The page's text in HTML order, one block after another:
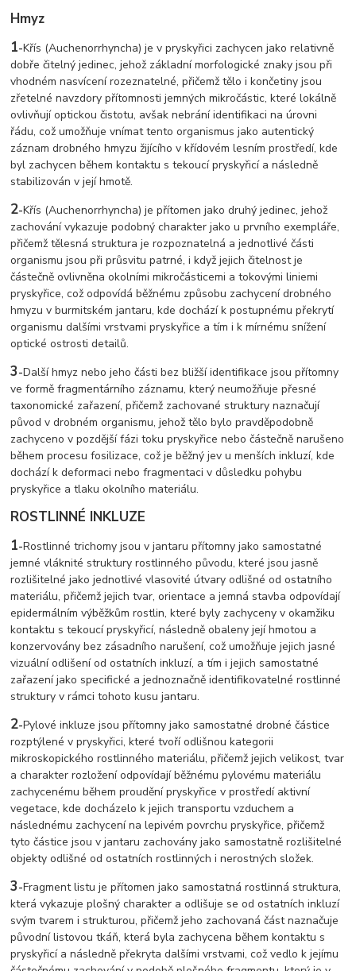
Hmyz
1-Křís (Auchenorrhyncha) je v pryskyřici zachycen jako relativně
dobře čitelný jedinec, jehož základní morfologické znaky jsou při
vhodném nasvícení rozeznatelné, přičemž tělo i končetiny jsou
zřetelné navzdory přítomnosti jemných mikročástic, které lokálně
ovlivňují optickou čistotu, avšak nebrání identifikaci na úrovni
řádu, což umožňuje vnímat tento organismus jako autentický
záznam drobného hmyzu žijícího v křídovém lesním prostředí, kde
byl zachycen během kontaktu s tekoucí pryskyřicí a následně
stabilizován v její hmotě.
2-Křís (Auchenorrhyncha) je přítomen jako druhý jedinec, jehož
zachování vykazuje podobný charakter jako u prvního exempláře,
přičemž tělesná struktura je rozpoznatelná a jednotlivé části
organismu jsou při průsvitu patrné, i když jejich čitelnost je
částečně ovlivněna okolními mikročásticemi a tokovými liniemi
pryskyřice, což odpovídá běžnému způsobu zachycení drobného
hmyzu v burmitském jantaru, kde dochází k postupnému překrytí
organismu dalšími vrstvami pryskyřice a tím i k mírnému snížení
optické ostrosti detailů.
3-Další hmyz nebo jeho části bez bližší identifikace jsou přítomny
ve formě fragmentárního záznamu, který neumožňuje přesné
taxonomické zařazení, přičemž zachované struktury naznačují
původ v drobném organismu, jehož tělo bylo pravděpodobně
zachyceno v pozdější fázi toku pryskyřice nebo částečně narušeno
během procesu fosilizace, což je běžný jev u menších inkluzí, kde
dochází k deformaci nebo fragmentaci v důsledku pohybu
pryskyřice a tlaku okolního materiálu.
ROSTLINNÉ INKLUZE
1-Rostlinné trichomy jsou v jantaru přítomny jako samostatné
jemné vláknité struktury rostlinného původu, které jsou jasně
rozlišitelné jako jednotlivé vlasovité útvary odlišné od ostatního
materiálu, přičemž jejich tvar, orientace a jemná stavba odpovídají
epidermálním výběžkům rostlin, které byly zachyceny v okamžiku
kontaktu s tekoucí pryskyřicí, následně obaleny její hmotou a
konzervovány bez zásadního narušení, což umožňuje jejich jasné
vizuální odlišení od ostatních inkluzí, a tím i jejich samostatné
zařazení jako specifické a jednoznačně identifikovatelné rostlinné
struktury v rámci tohoto kusu jantaru.
2-Pylové inkluze jsou přítomny jako samostatné drobné částice
rozptýlené v pryskyřici, které tvoří odlišnou kategorii
mikroskopického rostlinného materiálu, přičemž jejich velikost, tvar
a charakter rozložení odpovídají běžnému pylovému materiálu
zachycenému během proudění pryskyřice v prostředí aktivní
vegetace, kde docházelo k jejich transportu vzduchem a
následnému zachycení na lepivém povrchu pryskyřice, přičemž
tyto částice jsou v jantaru zachovány jako samostatně rozlišitelné
objekty odlišné od ostatních rostlinných i nerostných složek.
3-Fragment listu je přítomen jako samostatná rostlinná struktura,
která vykazuje plošný charakter a odlišuje se od ostatních inkluzí
svým tvarem i strukturou, přičemž jeho zachovaná část naznačuje
původní listovou tkáň, která byla zachycena během kontaktu s
pryskyřicí a následně překryta dalšími vrstvami, což vedlo k jejímu